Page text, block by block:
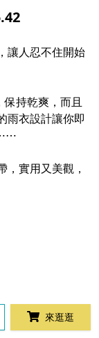
讓人忍不住開始
持乾爽，而且
雨衣設計讓你即
實用又美觀，
來逛逛